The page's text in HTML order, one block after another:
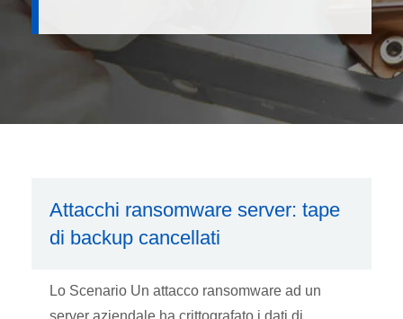
Attacchi ransomware server: tape
di backup cancellati
Lo Scenario Un attacco ransomware ad un
server aziendale ha crittografato i dati di